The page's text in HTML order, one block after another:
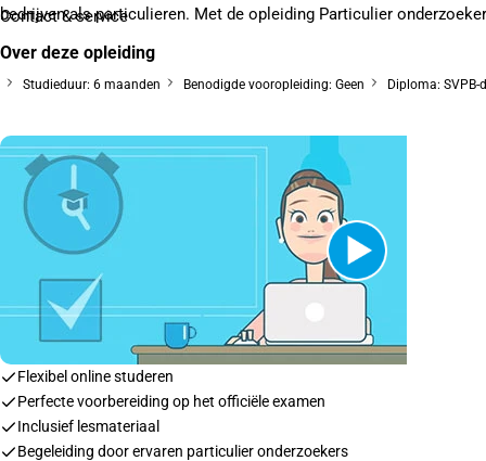
Contact& service
bedrijven als particulieren. Met de opleiding Particulier
Over deze opleiding
Studieduur: 6 maanden Benodigde vooropleiding: Geen Diploma:
Flexibel online studeren
Perfecte voorbereiding op het officiële examen
Inclusief lesmateriaal
Begeleiding door ervaren particulier onderzoekers